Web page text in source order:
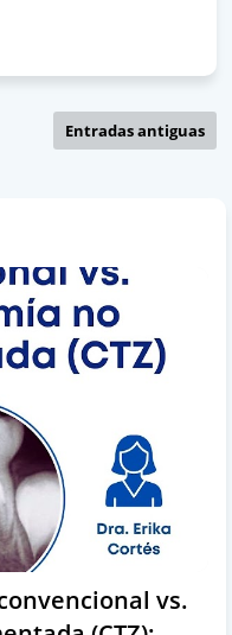
Entradas antiguas
vs.